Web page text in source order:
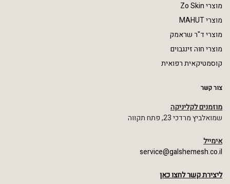
מוצרי Zo Skin
מוצרי MAHUT
מוצרי ד"ר שראמק
מוצרי חוה זינגבוים
קוסמטיקאית רפואית
צור קשר
מוזמנים לקליניקה
שמואלביץ מרדכי 23, פתח תקווה
אימייל
service@galshemesh.co.il
ליצירת קשר לחצו כאן